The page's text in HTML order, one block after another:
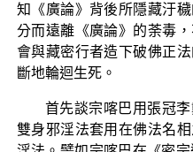
知《廣論》背後所隱藏汙
分而遠離《廣論》的荼毒
會與藏密行者造下破佛正
斷地輪迴生死。
首先談宗喀巴用張冠
雙身邪淫法套用在佛法名